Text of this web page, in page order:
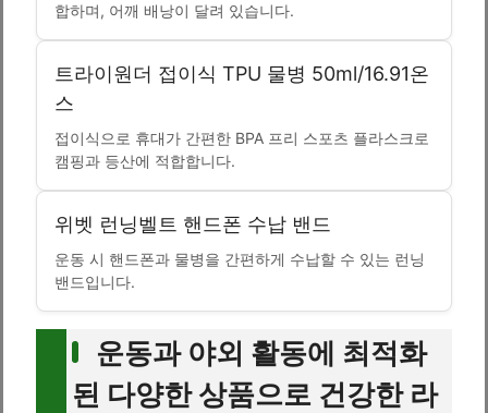
합하며, 어깨 배낭이 달려 있습니다.
트라이원더 접이식 TPU 물병 50ml/16.91온
스
접이식으로 휴대가 간편한 BPA 프리 스포츠 플라스크로
캠핑과 등산에 적합합니다.
위벳 런닝벨트 핸드폰 수납 밴드
운동 시 핸드폰과 물병을 간편하게 수납할 수 있는 런닝
밴드입니다.
운동과 야외 활동에 최적화
된 다양한 상품으로 건강한 라